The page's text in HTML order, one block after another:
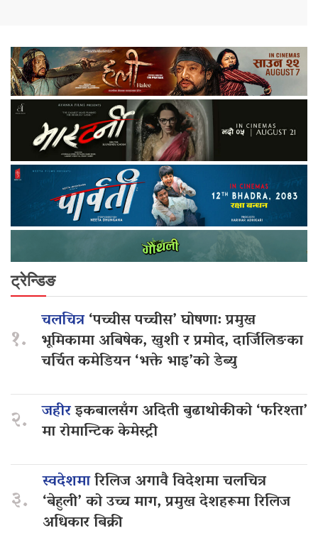
ट्रेन्डिङ
१.
चलचित्र‘पच्चीस पच्चीस’ घोषणा: प्रमुख
भूमिकामा अबिषेक, खुशी र प्रमोद, दार्जिलिङका
चर्चित कमेडियन ‘भक्ते भाइ’को डेब्यु
२. जहीरइकबालसँग अदिती बुढाथोकीको ‘फरिश्ता’
मा रोमान्टिक केमेस्ट्री
३.
स्वदेशमारिलिज अगावै विदेशमा चलचित्र
‘बेहुली’ को उच्च माग, प्रमुख देशहरूमा रिलिज
अधिकार बिक्री